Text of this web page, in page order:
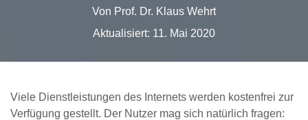
Von Prof. Dr. Klaus Wehrt
Aktualisiert: 11. Mai 2020
Viele Dienstleistungen des Internets werden kostenfrei zur
Verfügung gestellt. Der Nutzer mag sich natürlich fragen: